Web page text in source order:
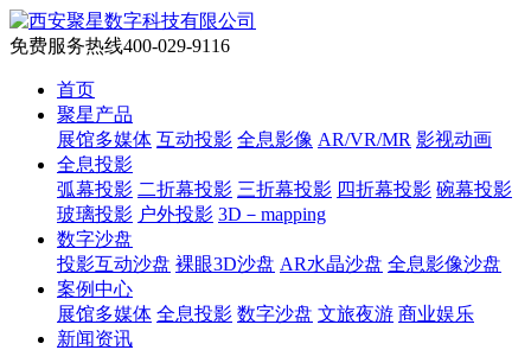
免费服务热线400-029-9116
首页
聚星产品
展馆多媒体 互动投影 全息影像 AR/VR/MR 影视动画
全息投影
弧幕投影 二折幕投影 三折幕投影 四折幕投影 碗幕投影
玻璃投影 户外投影 3D－mapping
数字沙盘
投影互动沙盘 裸眼3D沙盘 AR水晶沙盘 全息影像沙盘
案例中心
展馆多媒体 全息投影 数字沙盘 文旅夜游 商业娱乐
新闻资讯